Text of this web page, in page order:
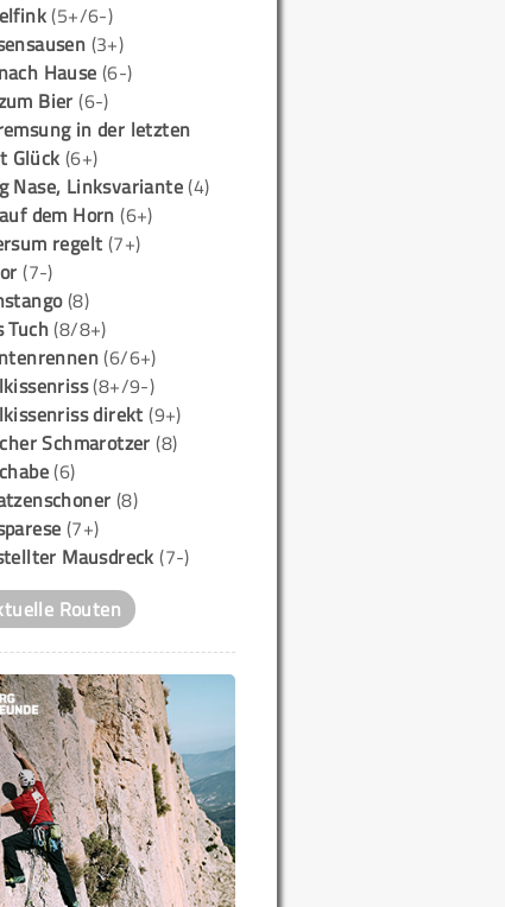
(5+/6-)
(3+)
Hause (6-)
Bier (6-)
in der letzten
Glück (6+)
Nase, Linksvariante(4)
dem Horn (6+)
regelt (7+)
(7-)
(8)
Tuch(8/8+)
(6/6+)
(8+/9-)
direkt (9+)
Schmarotzer (8)
(6)
(8)
(7+)
Mausdreck (7-)
Routen